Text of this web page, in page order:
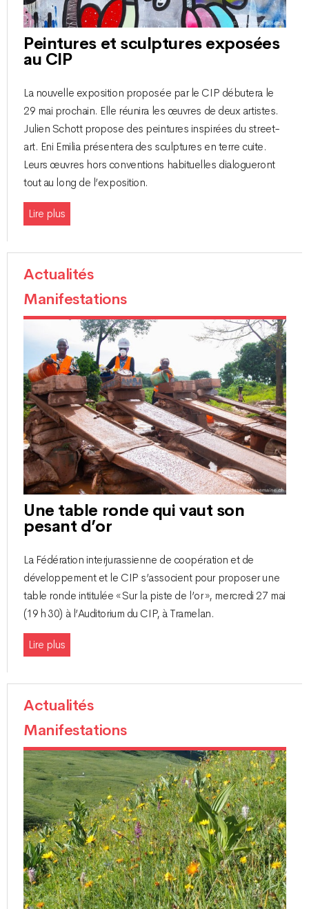
Peintures et sculptures exposées
au CIP
La nouvelle exposition proposée par le CIP débutera le
29 mai prochain. Elle réunira les œuvres de deux artistes.
Julien Schott propose des peintures inspirées du street-
art. Eni Emilia présentera des sculptures en terre cuite.
Leurs œuvres hors conventions habituelles dialogueront
tout au long de l’exposition.
Lire plus
Actualités
Manifestations
Une table ronde qui vaut son
pesant d’or
La Fédération interjurassienne de coopération et de
développement et le CIP s’associent pour proposer une
table ronde intitulée « Sur la piste de l’or », mercredi 27 mai
(19 h 30) à l’Auditorium du CIP, à Tramelan.
Lire plus
Actualités
Manifestations